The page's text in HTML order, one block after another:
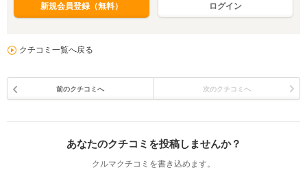
新規会員登録（無料） ログイン
クチコミ一覧へ戻る
前のクチコミへ 次のクチコミへ
あなたのクチコミを投稿しませんか？
クルマクチコミを書き込めます。